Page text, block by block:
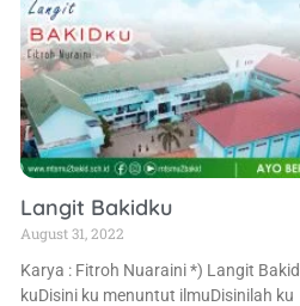
Langit Bakidku
August 31, 2022
Karya : Fitroh Nuaraini *) Langit Bakid
kuDisini ku menuntut ilmuDisinilah ku